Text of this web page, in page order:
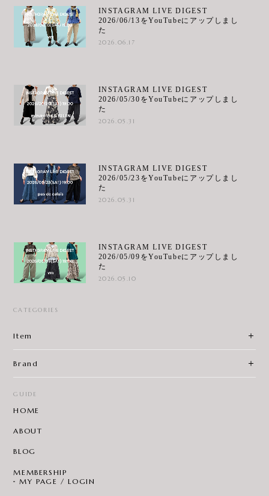
INSTAGRAM LIVE DIGEST
2026/06/13をYouTubeにアップしまし
た
2026.06.17
INSTAGRAM LIVE DIGEST
2026/05/30をYouTubeにアップしまし
た
2026.05.31
INSTAGRAM LIVE DIGEST
2026/05/23をYouTubeにアップしまし
た
2026.05.31
INSTAGRAM LIVE DIGEST
2026/05/09をYouTubeにアップしまし
た
2026.05.10
CATEGORIES
Item
Brand
GUIDE
HOME
ABOUT
BLOG
MEMBERSHIP
MY PAGE / LOGIN